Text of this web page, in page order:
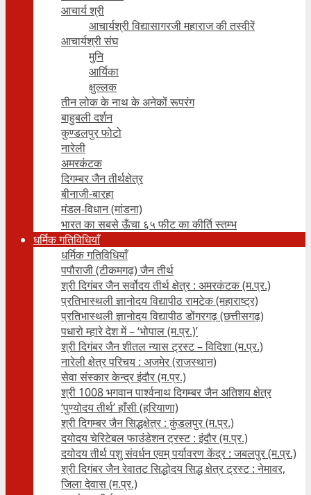
आचार्य श्री
आचार्यश्री विद्यासागरजी महाराज की तस्वीरें
आचार्यश्री संघ
मुनि
आर्यिका
क्षुल्लक
तीन लोक के नाथ के अनेकों रूपरंग
बाहुबली दर्शन
कुण्डलपुर फोटो
नारेली
अमरकंटक
दिगम्बर जैन तीर्थक्षेत्र
बीनाजी-बारहा
मंडल-विधान (मांडना)
भारत का सबसे ऊँचा ६५ फीट का कीर्ति स्तम्भ
धर्मिक गतिविधियाँ
धर्मिक गतिविधियाँ
पपौराजी (टीकमगढ़) जैन तीर्थ
श्री दिगंबर जैन सर्वोदय तीर्थ क्षेत्र : अमरकंटक (म.प्र.)
प्रतिभास्थली ज्ञानोदय विद्यापीठ रामटेक (महाराष्ट्र)
प्रतिभास्थली ज्ञानोदय विद्यापीठ डोंगरगढ़ (छत्तीसगढ़)
पधारो म्हारे देश में – ‘भोपाल (म.प्र.)’
श्री दिगंबर जैन शीतल न्यास ट्रस्ट – विदिशा (म.प्र.)
नारेली क्षेत्र परिचय : अजमेर (राजस्थान)
सेवा संस्कार केन्द्र इंदौर (म.प्र.)
श्री 1008 भगवान पार्श्वनाथ दिगम्बर जैन अतिशय क्षे‍त्र
‘पुण्योदय तीर्थ’ हाँसी (हरियाणा)
श्री दिगम्बर जैन सिद्धक्षेत्र : कुंडलपुर (म.प्र.)
दयोदय चेरिटेबल फाउंडेशन ट्रस्ट : इंदौर (म.प्र.)
दयोदय तीर्थ पशु संवर्धन एवम्‌ पर्यावरण केंद्र : जबलपुर (म.प्र.)
श्री दिगंबर जैन रेवातट सिद्धोदय सिद्ध क्षेत्र ट्रस्ट : नेमावर,
जिला देवास (म.प्र.)